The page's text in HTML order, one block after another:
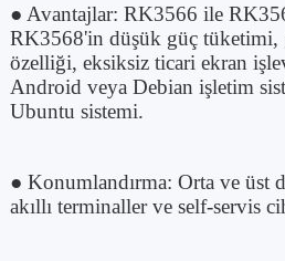
● Avantajlar: RK3566 ile
RK3568'in düşük güç tüketimi,
özelliği, eksiksiz ticari ekran
Android veya Debian işletim
Ubuntu sistemi.
● Konumlandırma: Orta ve üst
akıllı terminaller ve self-servis